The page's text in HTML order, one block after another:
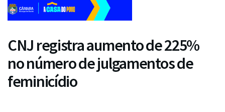
CNJ registra aumento de 225%
no número de julgamentos de
feminicídio